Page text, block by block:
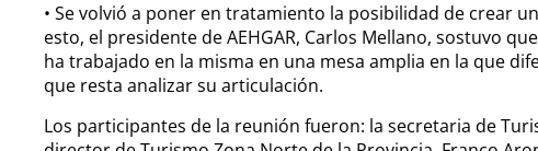
• Se volvió a poner en tratamiento la posibilidad de crear
esto, el presidente de AEHGAR, Carlos Mellano, sostuvo
ha trabajado en la misma en una mesa amplia en la que
que resta analizar su articulación.
Los participantes de la reunión fueron: la secretaria de